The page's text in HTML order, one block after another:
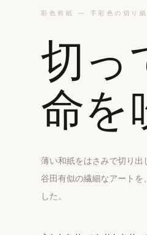
彩色剪紙 — 手彩色の切り紙
切っ
命を
薄い和紙をはさみで切り出
谷田有似の繊細なアートを
した。